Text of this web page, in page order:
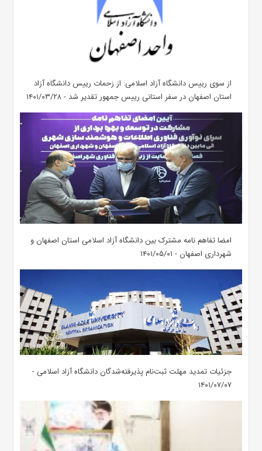
از سوی رییس دانشگاه آزاد اسلامی: از زحمات رییس دانشگاه آزاد
استان اصفهان در سفر استانی رییس جمهور تقدیر شد - ۱۴۰۱/۰۳/۲۸
امضا تفاهم نامه مشترک بین دانشگاه آزاد اسلامی استان اصفهان و
شهرداری اصفهان - ۱۴۰۱/۰۵/۰۱
جزئیات تمدید مهلت ثبت‌نام پذیرفته‌شدگان دانشگاه آزاد اسلامی -
۱۴۰۱/۰۷/۰۷